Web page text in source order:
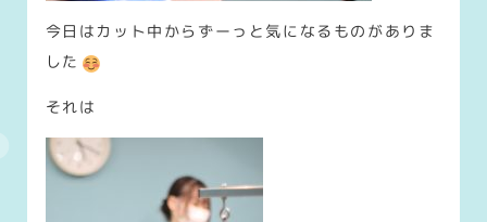
今日はカット中からずーっと気になるものがありま
した
それは